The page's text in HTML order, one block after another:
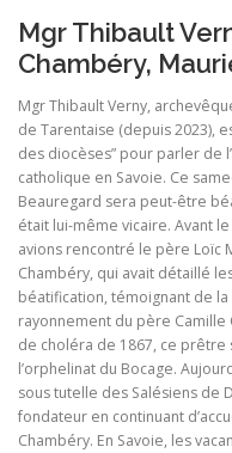
Mgr Thibault
Chambéry,
Mgr Thibault Verny,
de Tarentaise (depuis 2023),
des diocèses” pour parler de
catholique en Savoie. Ce
Beauregard sera peut-être
était lui-même vicaire. Avant
avions rencontré le père Loïc
Chambéry, qui avait détaillé
béatification, témoignant de
rayonnement du père Camille
de choléra de 1867, ce prêtre
l’orphelinat du Bocage.
sous tutelle des Salésiens de
fondateur en continuant
Chambéry. En Savoie, les